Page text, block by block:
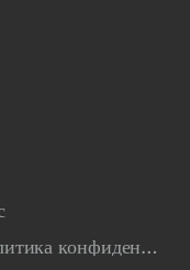
Политика конфиденциальности